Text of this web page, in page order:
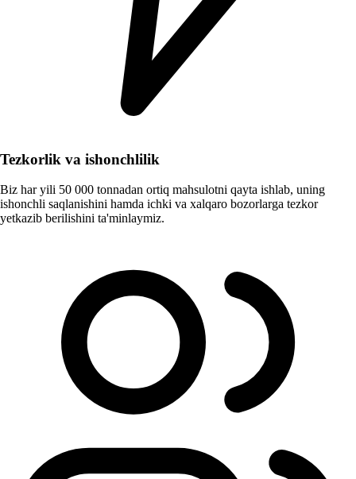
Tezkorlik va ishonchlilik
Biz har yili 50 000 tonnadan ortiq mahsulotni qayta ishlab, uning
ishonchli saqlanishini hamda ichki va xalqaro bozorlarga tezkor
yetkazib berilishini ta'minlaymiz.